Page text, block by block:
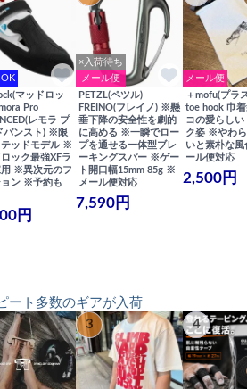
マッドロッ
Pro
レモラ プ
バンスト) ※限
テッドモデル ※
ック最強XFラ
用 ※異次元のフ
ョン ※予約も
円
×入荷待ち
メール便
PETZL(ペツル)
FREINO(フレイノ) ※懸
垂下降の安全性を劇的
に高める ※一瞬でロー
プを通せる一体型ブレ
ーキングスパー ※ゲー
ト開口幅15mm 85g ※
メール便対応
7,590円
メール便
＋mofu(プラ
toe hook 巾
コの愛らしい
ク姿 ※やわ
いと素朴な
ール便対応
2,500円
ート多数のギアが入荷
3 4